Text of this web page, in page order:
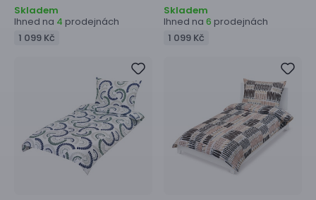
Skladem
Ihned na 4 prodejnách
1 099 Kč
Skladem
Ihned na 6 prodejnách
1 099 Kč